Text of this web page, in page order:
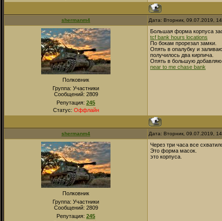
shermanm4 Дата: Вторник, 09.07.2019,
Полковник
Группа: Участники
Сообщений: 2809
Репутация: 245
Статус: Оффлайн
Большая форма корпуса
tcf bank hours locations
По бокам прорезал замки.
Опять в опалубку и
получилось два кирпича.
Опять в большую
near to me chase bank
shermanm4 Дата: Вторник, 09.07.2019,
Полковник
Группа: Участники
Сообщений: 2809
Репутация: 245
Через три часа все
Это форма масок.
это корпуса.